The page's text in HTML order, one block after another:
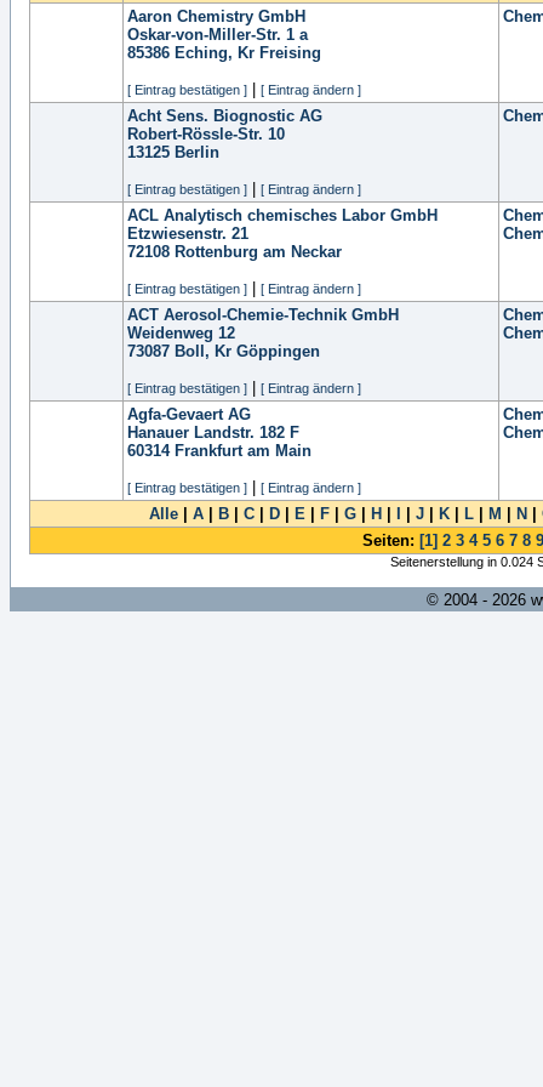
Aaron Chemistry GmbH
Oskar-von-Miller-Str. 1 a
85386 Eching, Kr Freising
[ Eintrag bestätigen ] [ Eintrag ändern ]
Acht Sens. Biognostic AG
Robert-Rössle-Str. 10
13125 Berlin
[ Eintrag bestätigen ] [ Eintrag ändern ]
ACL Analytisch chemisches Labor GmbH
Etzwiesenstr. 21
72108 Rottenburg am Neckar
[ Eintrag bestätigen ] [ Eintrag ändern ]
ACT Aerosol-Chemie-Technik GmbH
Weidenweg 12
73087 Boll, Kr Göppingen
[ Eintrag bestätigen ] [ Eintrag ändern ]
Agfa-Gevaert AG
Hanauer Landstr. 182 F
60314 Frankfurt am Main
[ Eintrag bestätigen ] [ Eintrag ändern ]
Alle A B C D E F G H J K L M N
Seiten: [1] 2 3 4 5 6 7 8 9
Seitenerstellung in 0.024
© 2004 - 2026